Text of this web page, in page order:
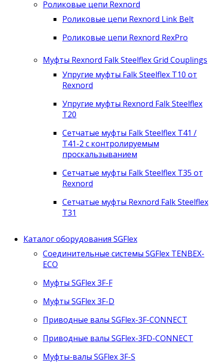
Роликовые цепи Rexnord
Роликовые цепи Rexnord Link Belt
Роликовые цепи Rexnord RexPro
Муфты Rexnord Falk Steelflex Grid Couplings
Упругие муфты Falk Steelflex T10 от
Rexnord
Упругие муфты Rexnord Falk Steelflex
T20
Сетчатые муфты Falk Steelflex T41 /
T41-2 с контролируемым
проскальзыванием
Сетчатые муфты Falk Steelflex T35 от
Rexnord
Сетчатые муфты Rexnord Falk Steelflex
T31
Каталог оборудования SGFlex
Соединительные системы SGFlex TENBEX-
ECO
Муфты SGFlex 3F-F
Муфты SGFlex 3F-D
Приводные валы SGFlex-3F-CONNECT
Приводные валы SGFlex-3FD-CONNECT
Муфты-валы SGFlex 3F-S